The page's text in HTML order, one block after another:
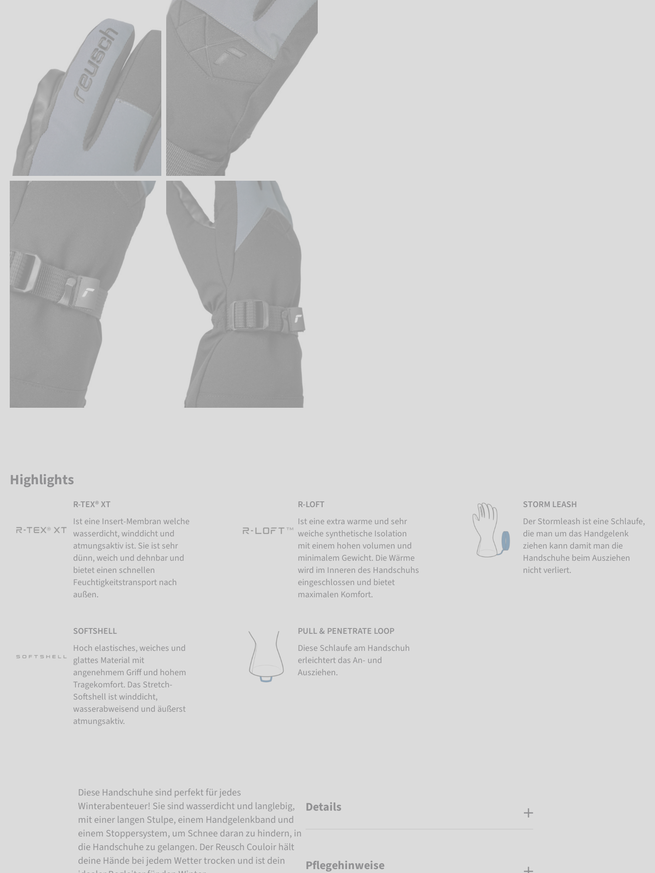
Highlights
R-TEX® XT
Ist eine Insert-Membran welche
wasserdicht, winddicht und
atmungsaktiv ist. Sie ist sehr
dünn, weich und dehnbar und
bietet einen schnellen
Feuchtigkeitstransport nach
außen.
R-LOFT
Ist eine extra warme und sehr
weiche synthetische Isolation
mit einem hohen volumen und
minimalem Gewicht. Die Wärme
wird im Inneren des Handschuhs
eingeschlossen und bietet
maximalen Komfort.
STORM LEASH
Der Stormleash ist eine Schlaufe,
die man um das Handgelenk
ziehen kann damit man die
Handschuhe beim Ausziehen
nicht verliert.
SOFTSHELL
Hoch elastisches, weiches und
glattes Material mit
angenehmem Griff und hohem
Tragekomfort. Das Stretch-
Softshell ist winddicht,
wasserabweisend und äußerst
atmungsaktiv.
PULL & PENETRATE LOOP
Diese Schlaufe am Handschuh
erleichtert das An- und
Ausziehen.
Diese Handschuhe sind perfekt für jedes
Winterabenteuer! Sie sind wasserdicht und langlebig,
mit einer langen Stulpe, einem Handgelenkband und
einem Stoppersystem, um Schnee daran zu hindern, in
die Handschuhe zu gelangen. Der Reusch Couloir hält
deine Hände bei jedem Wetter trocken und ist dein
Details
Pflegehinweise